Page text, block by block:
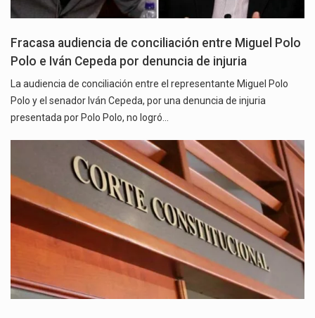
Fracasa audiencia de conciliación entre Miguel Polo
Polo e Iván Cepeda por denuncia de injuria
La audiencia de conciliación entre el representante Miguel Polo
Polo y el senador Iván Cepeda, por una denuncia de injuria
presentada por Polo Polo, no logró…